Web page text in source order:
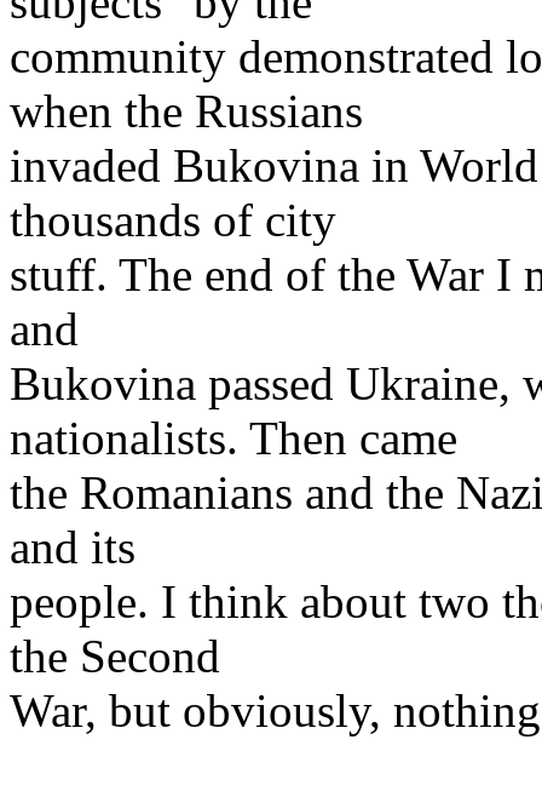
community demonstrated
when the Russians
invaded Bukovina in
thousands of city
stuff. The end of the War I
and
Bukovina passed Ukraine,
nationalists. Then came
the Romanians and the
and its
people. I think about two
the Second
War, but obviously,